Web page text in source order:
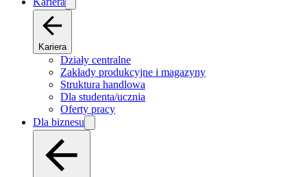
Kariera
Działy centralne
Zakłady produkcyjne i magazyny
Struktura handlowa
Dla studenta/ucznia
Oferty pracy
Dla biznesu